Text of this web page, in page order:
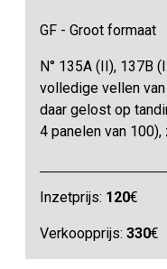
GF - Groot formaat
N° 135A (II), 137B
volledige vellen
daar gelost op
4 panelen van
Inzetprijs: 120€
Verkoopprijs:330€